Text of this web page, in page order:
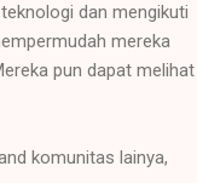
dan mengikuti
mereka
pun dapat melihat
komunitas lainya,